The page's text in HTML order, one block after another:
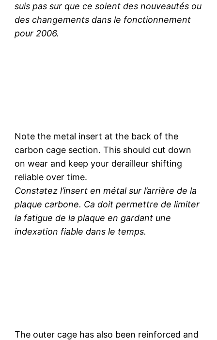
suis pas sur que ce soient des nouveautés ou
des changements dans le fonctionnement
pour 2006.
Note the metal insert at the back of the
carbon cage section. This should cut down
on wear and keep your derailleur shifting
reliable over time.
Constatez l’insert en métal sur l’arrière de la
plaque carbone. Ca doit permettre de limiter
la fatigue de la plaque en gardant une
indexation fiable dans le temps.
The outer cage has also been reinforced and